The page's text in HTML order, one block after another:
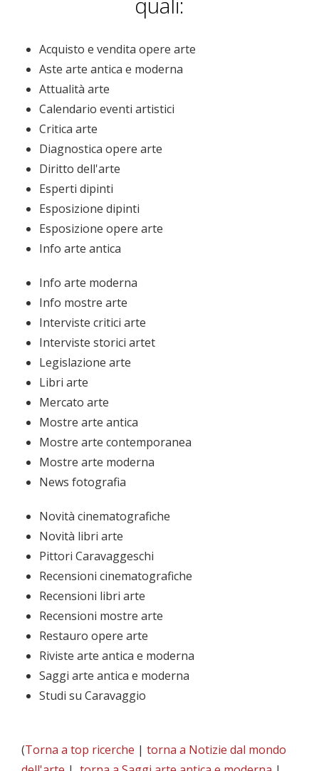
Acquisto e vendita opere arte
Aste arte antica e moderna
Attualità arte
Calendario eventi artistici
Critica arte
Diagnostica opere arte
Diritto dell'arte
Esperti dipinti
Esposizione dipinti
Esposizione opere arte
Info arte antica
Info arte moderna
Info mostre arte
Interviste critici arte
Interviste storici artet
Legislazione arte
Libri arte
Mercato arte
Mostre arte antica
Mostre arte contemporanea
Mostre arte moderna
News fotografia
Novità cinematografiche
Novità libri arte
Pittori Caravaggeschi
Recensioni cinematografiche
Recensioni libri arte
Recensioni mostre arte
Restauro opere arte
Riviste arte antica e moderna
Saggi arte antica e moderna
Studi su Caravaggio
(Torna a top ricerche | torna a Notizie dal mondo